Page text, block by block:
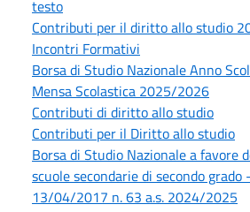
testo
Contributi per il diritto allo studio
Incontri Formativi
Borsa di Studio Nazionale Anno
Mensa Scolastica 2025/2026
Contributi di diritto allo studio
Contributi per il Diritto allo studio
Borsa di Studio Nazionale a favore
scuole secondarie di secondo grado
13/04/2017 n. 63 a.s. 2024/2025